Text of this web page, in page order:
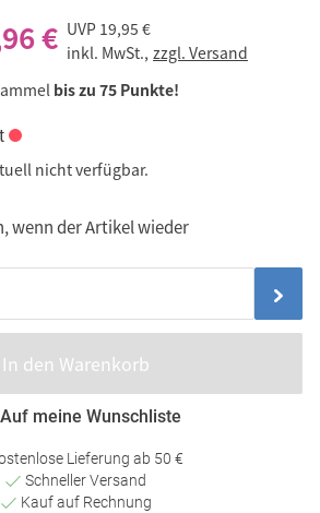
€ UVP 19,95 €
inkl. MwSt., zzgl. Versand
bis zu 75 Punkte!
nicht verfügbar.
wenn der Artikel wieder
In den Warenkorb
Auf meine Wunschliste
Lieferung ab 50 €
Schneller Versand
Kauf auf Rechnung